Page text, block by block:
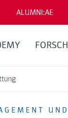
ALUMNI:AE